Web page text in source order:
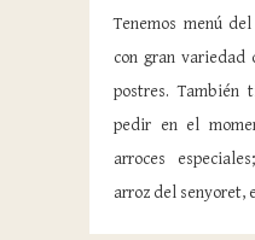
Tenemos menú
con gran variedad
postres. También
pedir en el
arroces
arroz del senyoret,